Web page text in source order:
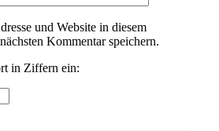
und Website in diesem
Kommentar speichern.
in Ziffern ein: